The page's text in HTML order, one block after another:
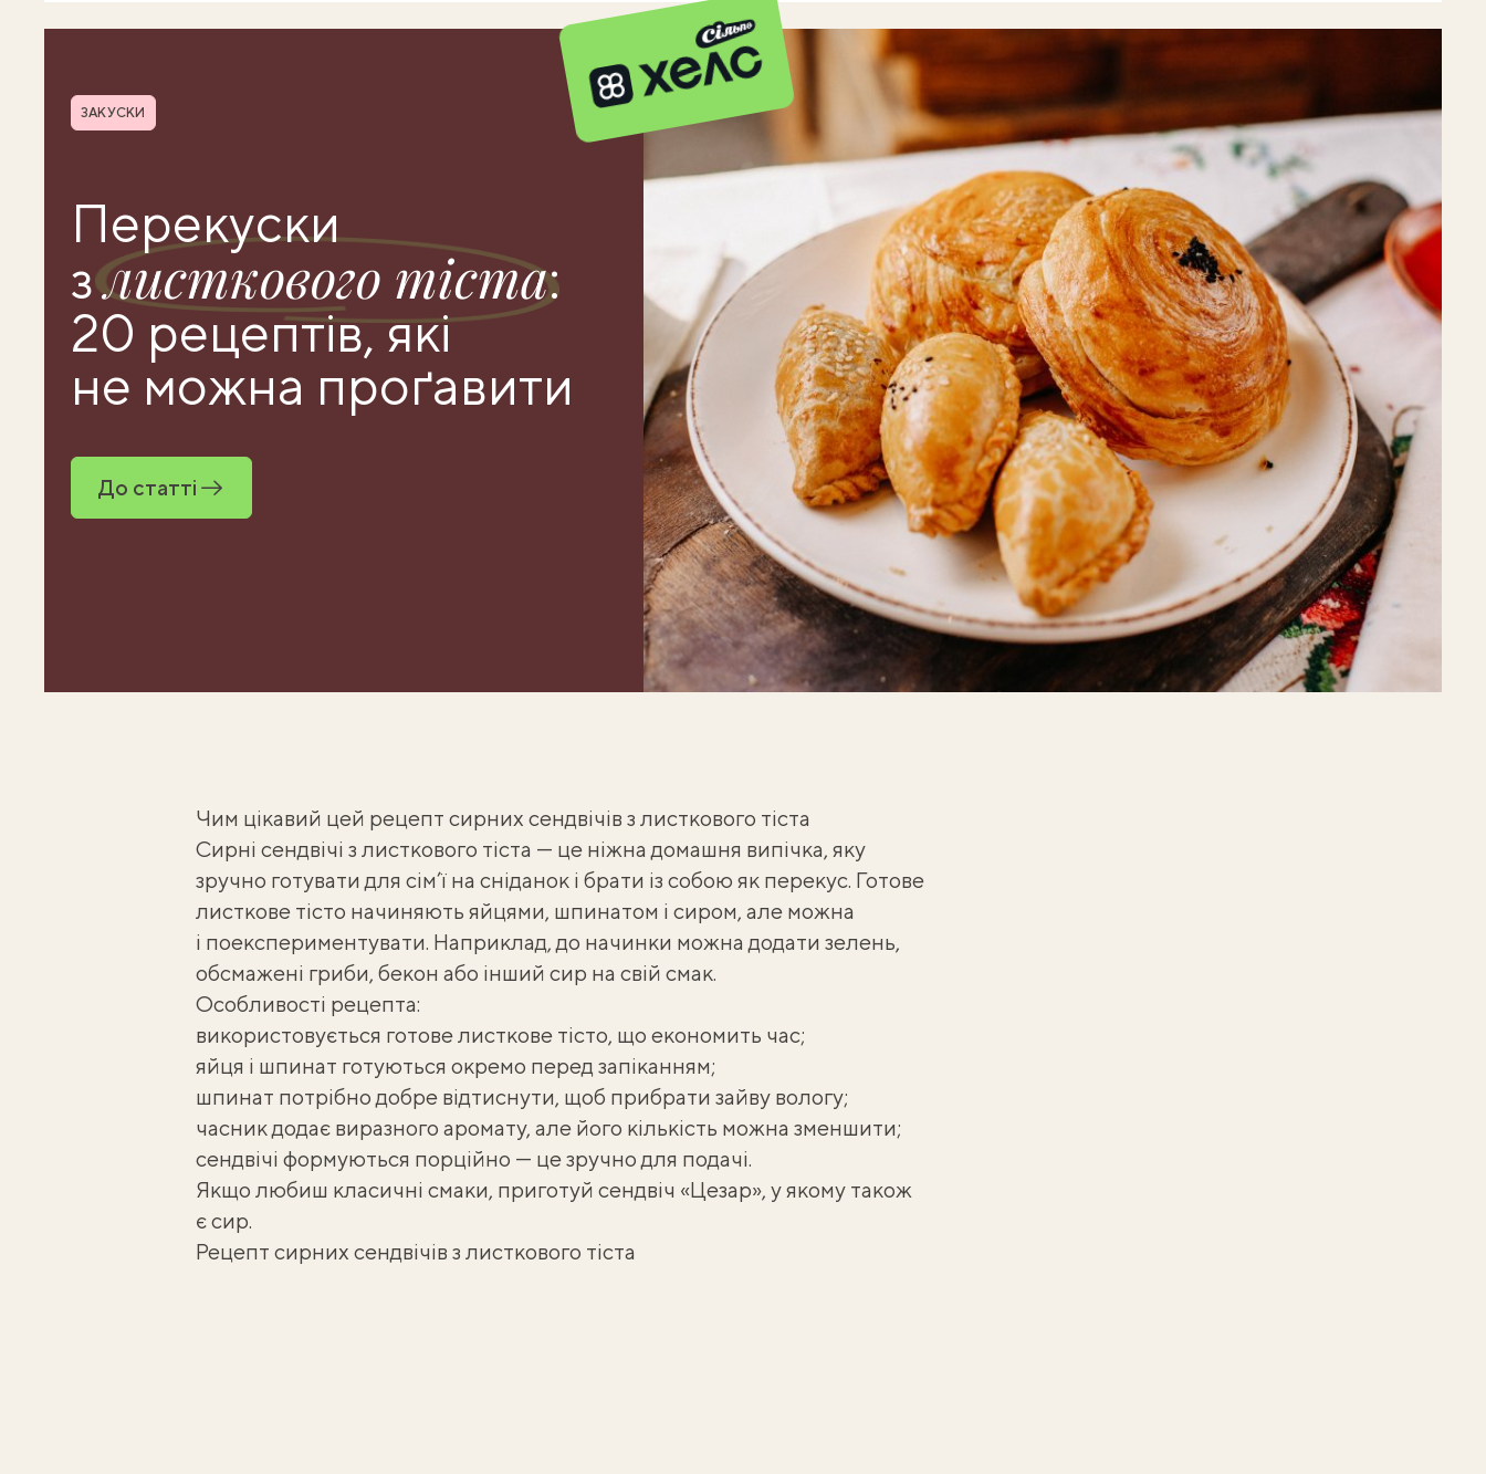
Рубрика
ЗАКУСКИ
Перекуски
злисткового тіста:
20 рецептів, які
не можна проґавити
До статті
Чим цікавий цей рецепт сирних сендвічів з листкового тіста
Сирні сендвічі з листкового тіста — це ніжна домашня випічка, яку
зручно готувати для сім’ї на сніданок і брати із собою як перекус. Готове
листкове тісто начиняють яйцями, шпинатом і сиром, але можна
і поекспериментувати. Наприклад, до начинки можна додати зелень,
обсмажені гриби, бекон або інший сир на свій смак.
Особливості рецепта:
використовується готове листкове тісто, що економить час;
яйця і шпинат готуються окремо перед запіканням;
шпинат потрібно добре відтиснути, щоб прибрати зайву вологу;
часник додає виразного аромату, але його кількість можна зменшити;
сендвічі формуються порційно — це зручно для подачі.
Якщо любиш класичні смаки, приготуй сендвіч «Цезар», у якому також
є сир.
Рецепт сирних сендвічів з листкового тіста